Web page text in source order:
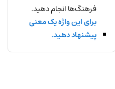
فرهنگ‌ها انجام دهید.
برای این واژه یک معنی
پیشنهاد دهید.